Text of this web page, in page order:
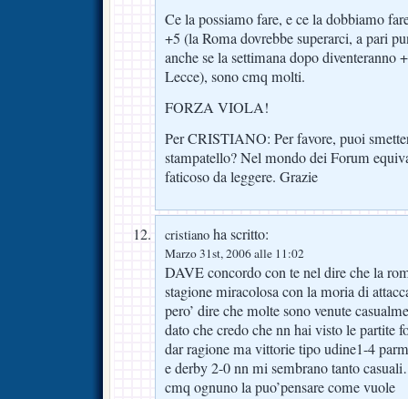
Ce la possiamo fare, e ce la dobbiamo
+5 (la Roma dovrebbe superarci, a pari
anche se la settimana dopo diventeranno
Lecce), sono cmq molti.
FORZA VIOLA!
Per CRISTIANO: Per favore, puoi
stampatello? Nel mondo dei Forum
faticoso da leggere. Grazie
cristiano ha scritto:
Marzo 31st, 2006 alle 11:02
DAVE concordo con te nel dire che la
stagione miracolosa con la moria di
pero’ dire che molte sono venute
dato che credo che nn hai visto le partite
dar ragione ma vittorie tipo udine1-4
e derby 2-0 nn mi sembrano tanto
cmq ognuno la puo’pensare come vuole